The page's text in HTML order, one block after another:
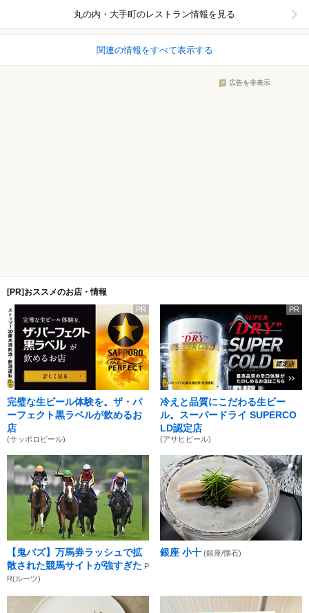
丸の内・大手町のレストラン情報を見る
関連の情報をすべて表示する
広告を非表示
[PR]おススメのお店・情報
PR
完璧な生ビール体験を。ザ・パ
ーフェクト黒ラベルが飲めるお
店
(サッポロビール)
PR
冷えと品質にこだわる生ビー
ル。スーパードライ SUPERCO
LD認定店
(アサヒビール)
【鬼バズ】万馬券ラッシュで拡
散された競馬サイトが強すぎた P
R(ルーツ)
銀座 小十 (銀座/懐石)